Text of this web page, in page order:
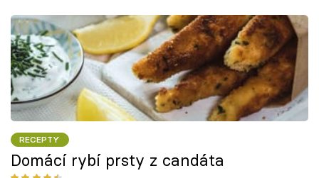
RECEPTY
Domácí rybí prsty z candáta